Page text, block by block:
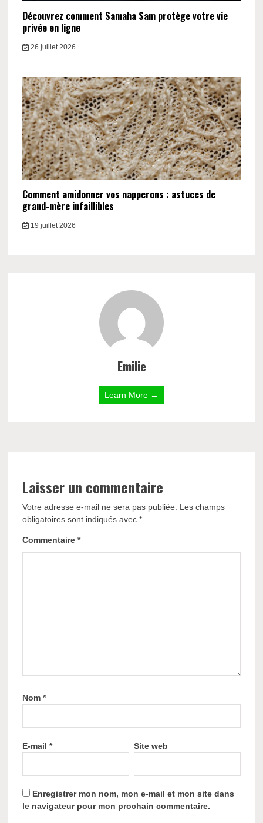
Découvrez comment Samaha Sam protège votre vie
privée en ligne
26 juillet 2026
Comment amidonner vos napperons : astuces de
grand-mère infaillibles
19 juillet 2026
Emilie
Learn More →
Laisser un commentaire
Votre adresse e-mail ne sera pas publiée.
Les champs
obligatoires sont indiqués avec*
Commentaire*
Nom*
E-mail* Site web
Enregistrer mon nom, mon e-mail et mon site dans
le navigateur pour mon prochain commentaire.